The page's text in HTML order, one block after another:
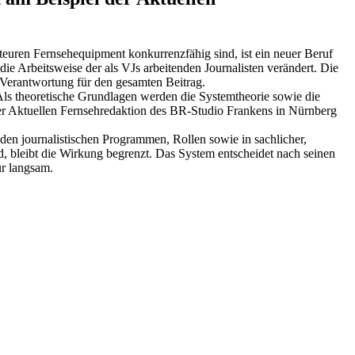
Fernsehequipment konkurrenzfähig sind, ist ein neuer Beruf
Arbeitsweise der als VJs arbeitenden Journalisten verändert. Die
für den gesamten Beitrag.
theoretische Grundlagen werden die Systemtheorie sowie die
Aktuellen Fernsehredaktion des BR-Studio Frankens in Nürnberg
journalistischen Programmen, Rollen sowie in sachlicher,
die Wirkung begrenzt. Das System entscheidet nach seinen
langsam.